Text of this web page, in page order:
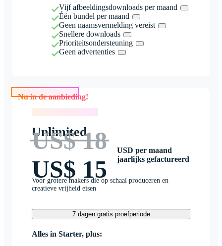
Vijf afbeeldingsdownloads per maand
Één bundel per maand
Geen naamsvermelding vereist
Snellere downloads
Prioriteitsondersteuning
Geen advertenties
Nu in de aanbieding!
Unlimited
US$ 18
US$ 15
USD per maand
jaarlijks gefactureerd
Voor grotere makers die op schaal produceren en
creatieve vrijheid eisen
7 dagen gratis proefperiode
Alles in Starter, plus: